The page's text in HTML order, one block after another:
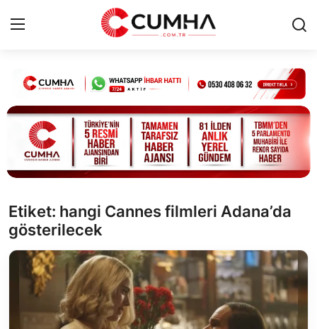
Kurumsal
Cumhurbaşkanlığı
Bakanlıklar
Siyasi Partiler
Yerel Yönetimler
Mülki İdare
Etiket: hangi Cannes filmleri Adana’da
gösterilecek